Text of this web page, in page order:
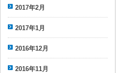
2017年2月
2017年1月
2016年12月
2016年11月